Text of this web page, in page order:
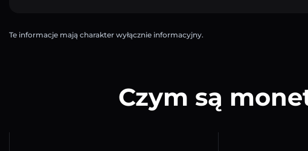
Te informacje mają charakter wyłącznie informacyjny.
Czym są